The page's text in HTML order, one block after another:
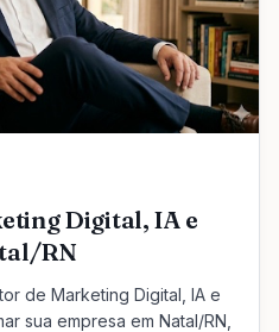
Digital, IA e
RN
de Marketing Digital, IA e
sua empresa em Natal/RN,